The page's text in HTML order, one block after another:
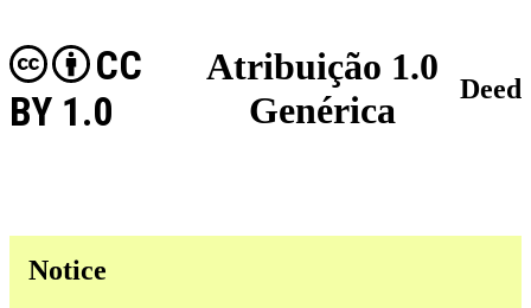
Atribuição 1.0
Genérica
CC
BY 1.0
Deed
Notice